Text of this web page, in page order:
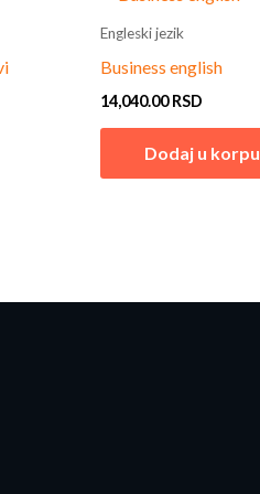
Engleski jezik
Business english
14,040.00RSD
Dodaj u korpu